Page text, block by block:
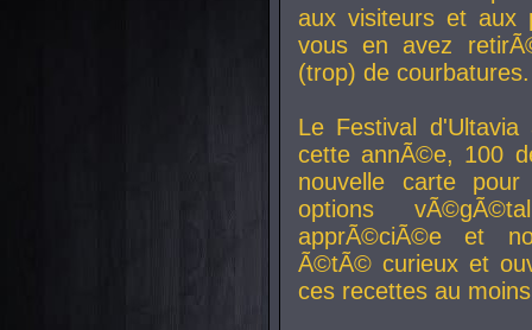
aux visiteurs et aux
vous en avez
(trop) de courbatures.
Le Festival
cette annÃ©e, 100
nouvelle carte
options
apprÃ©ciÃ©e et
Ã©tÃ© curieux et
ces recettes au